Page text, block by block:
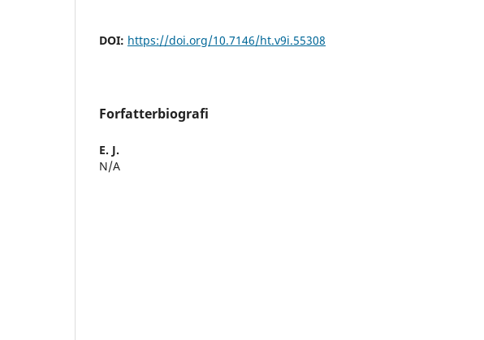
DOI: https://doi.org/10.7146/ht.v9i.55308
Forfatterbiografi
E. J.
N/A